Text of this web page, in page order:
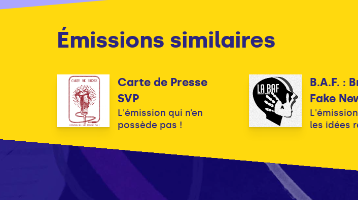
Émissions similaires
Carte de Presse
SVP
L'émission qui n’en
possède pas !
B.A.F. :
Fake
les idées